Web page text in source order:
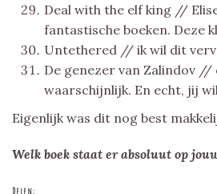
Deal with the elf king //
fantastische boeken. Deze
Untethered // ik wil dit
De genezer van Zalindov //
waarschijnlijk. En echt, jij
Eigenlijk was dit nog best
Welk boek staat er absoluut op
Delen: